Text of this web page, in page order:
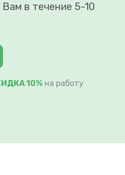
в течение 5-10
10% на работу